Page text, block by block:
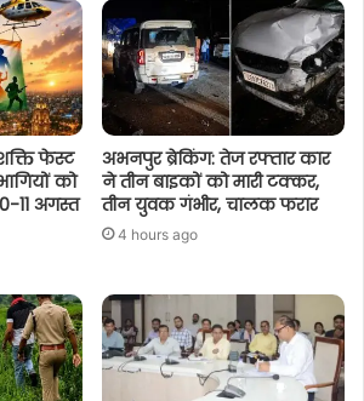
फेस्ट
को
11 अगस्त
अभनपुर ब्रेकिंग: तेज रफ्तार कार
ने तीन बाइकों को मारी टक्कर,
तीन युवक गंभीर, चालक फरार
4 hours ago